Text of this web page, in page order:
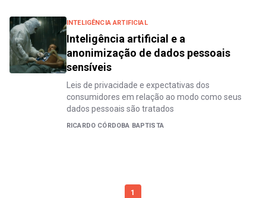
INTELIGÊNCIA ARTIFICIAL
Inteligência artificial e a
anonimização de dados pessoais
sensíveis
Leis de privacidade e expectativas dos
consumidores em relação ao modo como seus
dados pessoais são tratados
RICARDO CÓRDOBA BAPTISTA
1